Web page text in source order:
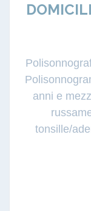
anni e
tonsille/